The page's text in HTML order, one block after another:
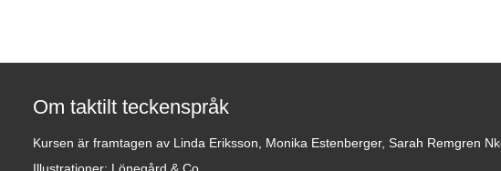
Om taktilt teckenspråk
Kursen är framtagen av Linda Eriksson, Monika Estenberger, Sarah Remgren